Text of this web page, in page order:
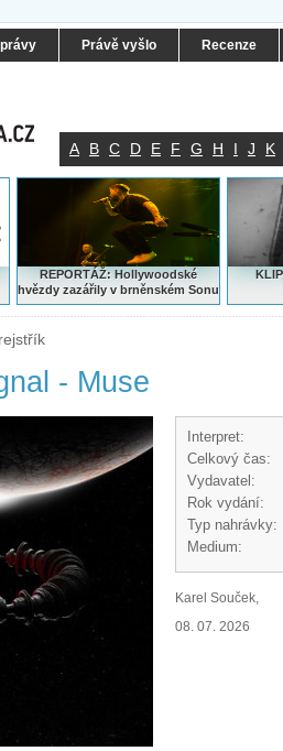
Právě vyšlo Recenze
A B C D E F G H I J K
REPORTÁŽ: Hollywoodské
hvězdy zazářily v brněnském Sonu
- Muse
Interpret:
Celkový čas:
Vydavatel:
Rok vydání:
Typ nahrávky:
Medium:
Karel Souček,
08. 07. 2026